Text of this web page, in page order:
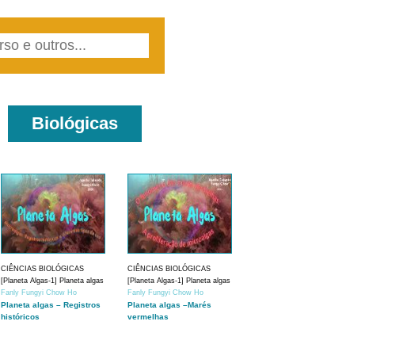
Biológicas
CIÊNCIAS BIOLÓGICAS
[Planeta Algas-1] Planeta algas
Fanly Fungyi Chow Ho
Planeta algas – Registros
históricos
CIÊNCIAS BIOLÓGICAS
[Planeta Algas-1] Planeta algas
Fanly Fungyi Chow Ho
Planeta algas –Marés
vermelhas